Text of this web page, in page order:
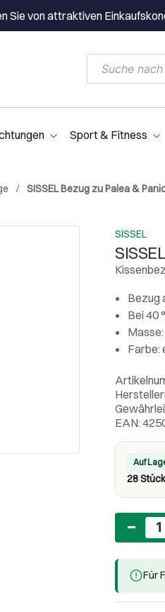
Sie von attraktiven
Sport & Fitness
SISSEL Bezug zu Palea &
SISSEL
Bezug
Bei 40
Farbe:
EAN:
Auf
28
Anzahl
Für